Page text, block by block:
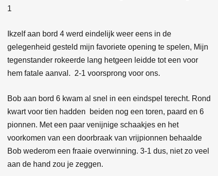
1
Ikzelf aan bord 4 werd eindelijk weer eens in de
gelegenheid gesteld mijn favoriete opening te spelen, Mijn
tegenstander rokeerde lang hetgeen leidde tot een voor
hem fatale aanval. 2-1 voorsprong voor ons.
Bob aan bord 6 kwam al snel in een eindspel terecht. Rond
kwart voor tien hadden beiden nog een toren, paard en 6
pionnen. Met een paar venijnige schaakjes en het
voorkomen van een doorbraak van vrijpionnen behaalde
Bob wederom een fraaie overwinning. 3-1 dus, niet zo veel
aan de hand zou je zeggen.